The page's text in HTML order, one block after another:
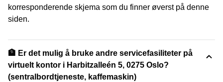
korresponderende skjema som du finner øverst på denne
siden.
🏦 Er det mulig å bruke andre servicefasiliteter på
virtuelt kontor i Harbitzalleén 5, 0275 Oslo?
(sentralbordtjeneste, kaffemaskin)